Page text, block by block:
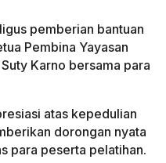
pemberian bantuan
Pembina Yayasan
Karno bersama para
atas kepedulian
dorongan nyata
para peserta pelatihan.